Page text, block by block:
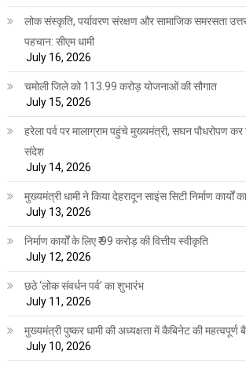
लोक संस्कृति, पर्यावरण संरक्षण और सामाजिक समरसता
पहचान: सीएम धामी
July 16, 2026
चमोली जिले को 113.99 करोड़ योजनाओं की सौगात
July 15, 2026
हरेला पर्व पर मालाग्राम पहुंचे मुख्यमंत्री, सघन पौधरोपण कर
संदेश
July 14, 2026
मुख्यमंत्री धामी ने किया देहरादून साइंस सिटी निर्माण कार्यों
July 13, 2026
निर्माण कार्यों के लिए ₹ 99 करोड़ की वित्तीय स्वीकृति
July 12, 2026
छठे ‘लोक संवर्धन पर्व’ का शुभारंभ
July 11, 2026
मुख्यमंत्री पुष्कर धामी की अध्यक्षता में कैबिनेट की महत्वपूर्ण
July 10, 2026